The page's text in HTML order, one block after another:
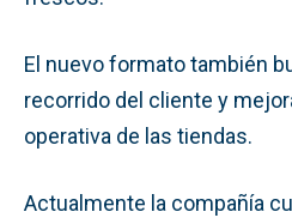
El nuevo formato también
recorrido del cliente y
operativa de las tiendas.
Actualmente la compañía